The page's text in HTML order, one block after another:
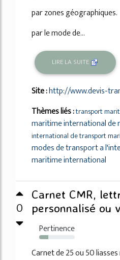
par zones géographiques.
par le mode de...
LIRE LA SUITE
Site :http://www.devis-
Thèmes liés :transport
maritime international de
international de transport
modes de transport a
maritime international
0
Carnet CMR,
personnalisé ou
Pertinence
26%
Carnet de 25 ou 50